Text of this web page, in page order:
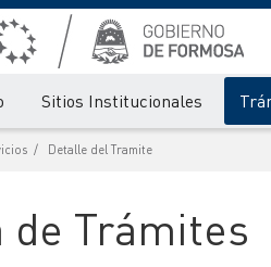
Sitios Institucionales
Detalle del Tramite
de Trámites